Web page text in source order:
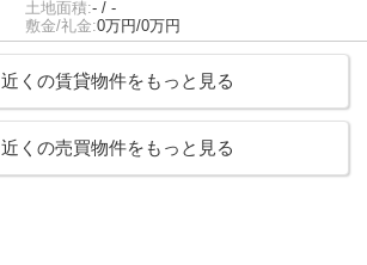
土地面積:- / -
敷金/礼金:0万円/0万円
近くの賃貸物件をもっと見る
近くの売買物件をもっと見る